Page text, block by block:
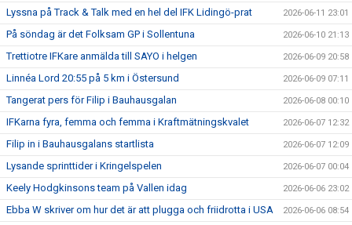
Lyssna på Track & Talk med en hel del IFK Lidingö-prat 2026-06-11 23:01
På söndag är det Folksam GP i Sollentuna 2026-06-10 21:13
Trettiotre IFKare anmälda till SAYO i helgen 2026-06-09 20:58
Linnéa Lord 20:55 på 5 km i Östersund 2026-06-09 07:11
Tangerat pers för Filip i Bauhausgalan 2026-06-08 00:10
IFKarna fyra, femma och femma i Kraftmätningskvalet 2026-06-07 12:32
Filip in i Bauhausgalans startlista 2026-06-07 12:09
Lysande sprinttider i Kringelspelen 2026-06-07 00:04
Keely Hodgkinsons team på Vallen idag 2026-06-06 23:02
Ebba W skriver om hur det är att plugga och friidrotta i USA 2026-06-06 08:54